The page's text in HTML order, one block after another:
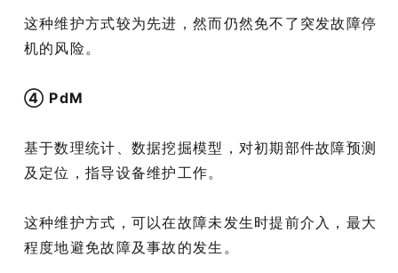
这种维护方式较为先进，然而仍然免不了突发故障停
机的风险。
④ PdM
基于数理统计、数据挖掘模型，对初期部件故障预测
及定位，指导设备维护工作。
这种维护方式，可以在故障未发生时提前介入，最大
程度地避免故障及事故的发生。